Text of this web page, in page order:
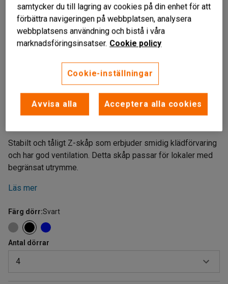
Sparar plats
Stabilt och tåligt
Stabilt och tåligt Z-skåp som erbjuder smidig klädförvaring
och har god ventilation. Detta skåp passar för lokaler med
begränsat utrymme.
Läs mer
Färg dörr:Svart
Antal dörrar
4
samtycker du till lagring av cookies på din enhet för att
förbättra navigeringen på webbplatsen, analysera
webbplatsens användning och bistå i våra
marknadsföringsinsatser. Cookie policy
Cookie-inställningar
Avvisa alla Acceptera alla cookies